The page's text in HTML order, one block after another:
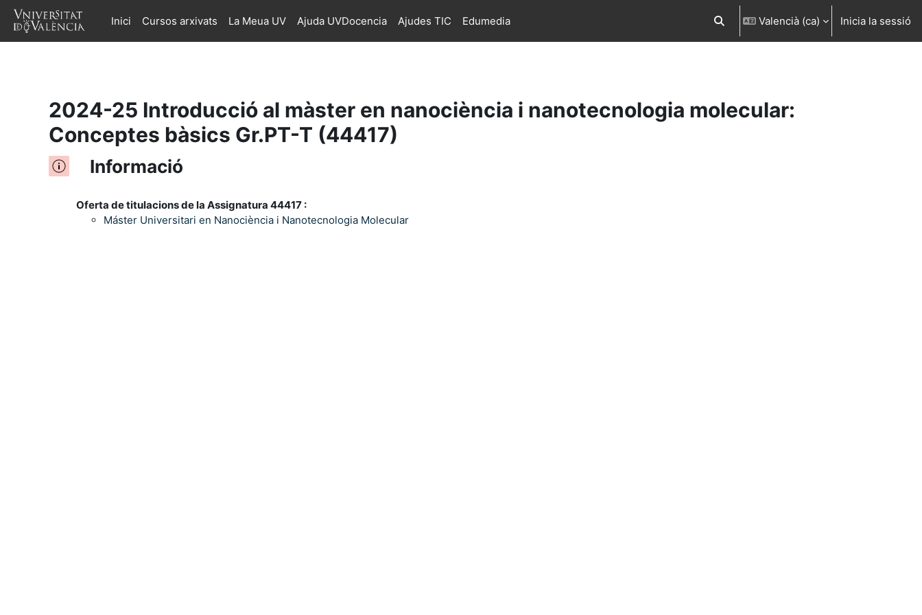
Ves al contingut principalInici Cursos arxivats La Meua UV Ajuda UVDocencia Ajudes TIC Edumedia Commuta l'entrada de la cerca
Valencià ‎(ca)‎ Inicia la sessió
2024-25 Introducció al màster en nanociència i nanotecnologia molecular:
Conceptes bàsics Gr.PT-T (44417)
Informació
Oferta de titulacions de la Assignatura 44417 :
Máster Universitari en Nanociència i Nanotecnologia Molecular